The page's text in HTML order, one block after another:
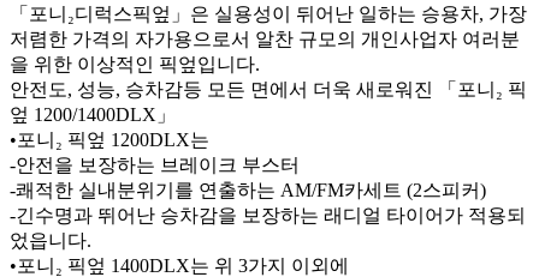
「포니₂디럭스픽엎」은 실용성이 뒤어난 일하는 승용차, 가장
저렴한 가격의 자가용으로서 알찬 규모의 개인사업자 여러분
을 위한 이상적인 픽엎입니다.
안전도, 성능, 승차감등 모든 면에서 더욱 새로워진 「포니₂ 픽
엎 1200/1400DLX」
•포니₂ 픽엎 1200DLX는
-안전을 보장하는 브레이크 부스터
-쾌적한 실내분위기를 연출하는 AM/FM카세트 (2스피커)
-긴수명과 뛰어난 승차감을 보장하는 래디얼 타이어가 적용되
었읍니다.
•포니₂ 픽엎 1400DLX는 위 3가지 이외에